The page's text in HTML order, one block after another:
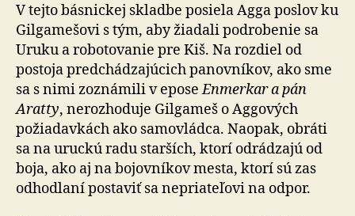
V tejto básnickej skladbe posiela Agga poslov ku
Gilgamešovi s tým, aby žiadali podrobenie sa
Uruku a robotovanie pre Kiš. Na rozdiel od
postoja predchádzajúcich panovníkov, ako sme
sa s nimi zoznámili v eposeEnmerkar a pán
Aratty, nerozhoduje Gilgameš o Aggových
požiadavkách ako samovládca. Naopak, obráti
sa na uruckú radu starších, ktorí odrádzajú od
boja, ako aj na bojovníkov mesta, ktorí sú zas
odhodlaní postaviť sa nepriateľovi na odpor.